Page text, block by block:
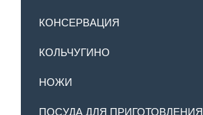
КОНСЕРВАЦИЯ
КОЛЬЧУГИНО
НОЖИ
ПОСУДА ДЛЯ ПРИГОТОВЛЕНИЯ